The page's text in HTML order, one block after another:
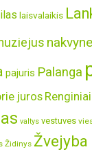
laisvalaikis
nakvyne
pajuris Palanga
juros Renginiai
valtys vestuves
Židinys Žvejyba